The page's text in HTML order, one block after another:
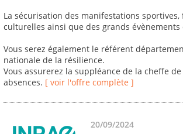
La sécurisation des manifestations sportives,
culturelles ainsi que des grands
Vous serez également le référent
nationale de la résilience.
Vous assurerez la suppléance de la cheffe
absences. [ voir l'offre complète ]
20/09/2024